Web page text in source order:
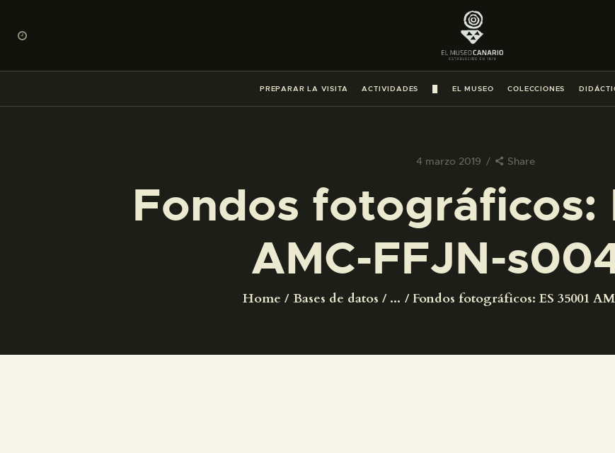
PREPARAR LA VISITA ACTIVIDADES EL MUSEO COLECCIONES
4 marzo 2019 Share
Fondos fotográficos:
AMC-FFJN-
Home Bases de datos ... Fondos fotográficos: ES 35001
PREPARAR LA VISITA
ACTIVIDADES
█
COLECCIONES
DIDÁCTICA
ESPAÑOL